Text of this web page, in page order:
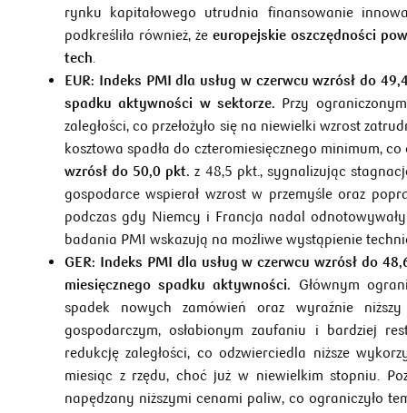
rynku kapitałowego utrudnia finansowanie
podkreśliła również, żeeuropejskie oszczędności
tech.
EUR: Indeks PMI dla usług w czerwcu wzrósł do
spadku aktywności w sektorze. Przy
zaległości, co przełożyło się na niewielki wzrost
kosztowa spadła do czteromiesięcznego minimum,
wzrósł do 50,0 pkt. z 48,5 pkt., sygnalizując
gospodarce wspierał wzrost w przemyśle oraz
podczas gdy Niemcy i Francja nadal
badania PMI wskazują na możliwe wystąpienie
GER: Indeks PMI dla usług w czerwcu wzrósł do
miesięcznego spadku aktywności. Głównym
spadek nowych zamówień oraz wyraźnie
gospodarczym, osłabionym zaufaniu i bardziej
redukcję zaległości, co odzwierciedla niższe
miesiąc z rzędu, choć już w niewielkim stopniu.
napędzany niższymi cenami paliw, co ograniczyło